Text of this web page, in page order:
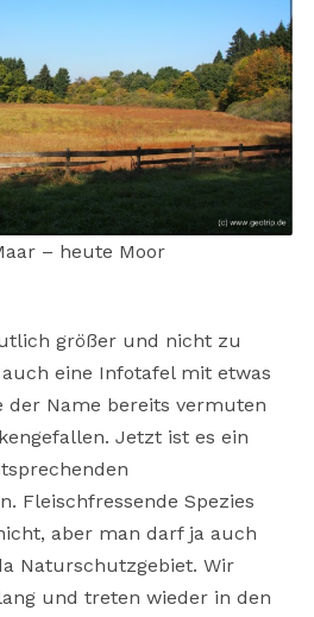
– heute Moor
größer und nicht zu
eine Infotafel mit etwas
der Name bereits vermuten
Jetzt ist es ein
Fleischfressende Spezies
aber man darf ja auch
Naturschutzgebiet. Wir
und treten wieder in den